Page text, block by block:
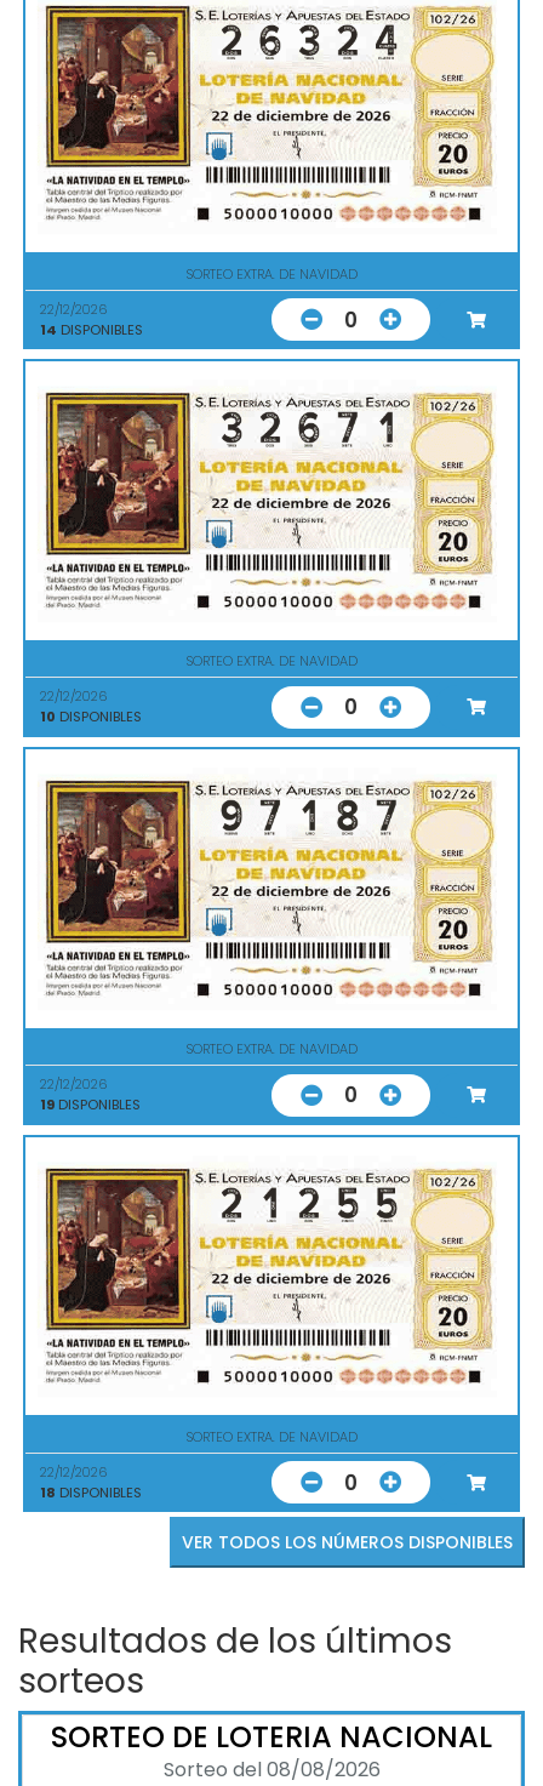
SORTEO EXTRA. DE NAVIDAD
22/12/2026
14 DISPONIBLES 0
SORTEO EXTRA. DE NAVIDAD
22/12/2026
10 DISPONIBLES 0
SORTEO EXTRA. DE NAVIDAD
22/12/2026
19 DISPONIBLES 0
SORTEO EXTRA. DE NAVIDAD
22/12/2026
18 DISPONIBLES 0
VER TODOS LOS NÚMEROS DISPONIBLES
Resultados de los últimos
sorteos
SORTEO DE LOTERIA NACIONAL
Sorteo del 08/08/2026